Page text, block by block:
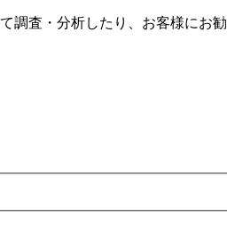
調査・分析したり、お客様にお